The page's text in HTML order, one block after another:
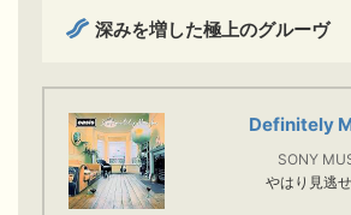
深みを増した極上のグルーヴ
Definitely
SONY
やはり見逃